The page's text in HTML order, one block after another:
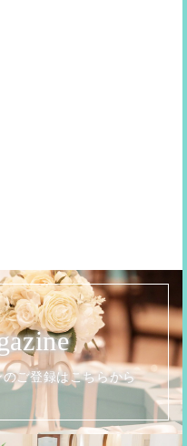
ご登録はこちらから